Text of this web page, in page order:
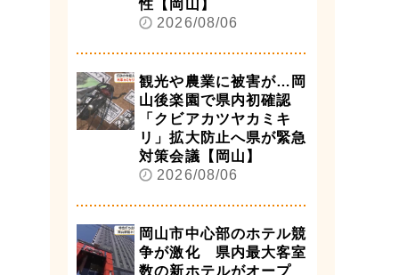
性【岡山】
2026/08/06
観光や農業に被害が…岡
山後楽園で県内初確認
「クビアカツヤカミキ
リ」拡大防止へ県が緊急
対策会議【岡山】
2026/08/06
岡山市中心部のホテル競
争が激化 県内最大客室
数の新ホテルがオープ